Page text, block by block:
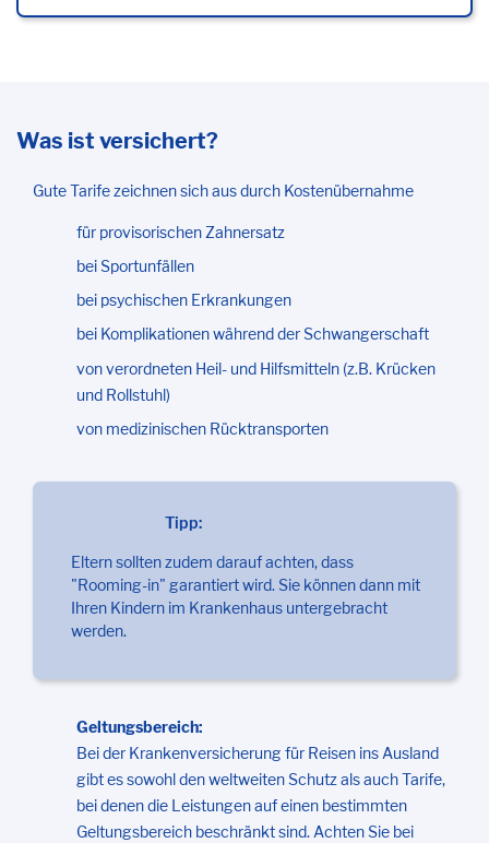
Was ist versichert?
Gute Tarife zeichnen sich aus durch Kostenübernahme
für provisorischen Zahnersatz
bei Sportunfällen
bei psychischen Erkrankungen
bei Komplikationen während der Schwangerschaft
von verordneten Heil- und Hilfsmitteln (z.B. Krücken
und Rollstuhl)
von medizinischen Rücktransporten
Tipp:
Eltern sollten zudem darauf achten, dass
"Rooming-in" garantiert wird. Sie können dann mit
Ihren Kindern im Krankenhaus untergebracht
werden.
Geltungsbereich:
Bei der Krankenversicherung für Reisen ins Ausland
gibt es sowohl den weltweiten Schutz als auch Tarife,
bei denen die Leistungen auf einen bestimmten
Geltungsbereich beschränkt sind. Achten Sie bei